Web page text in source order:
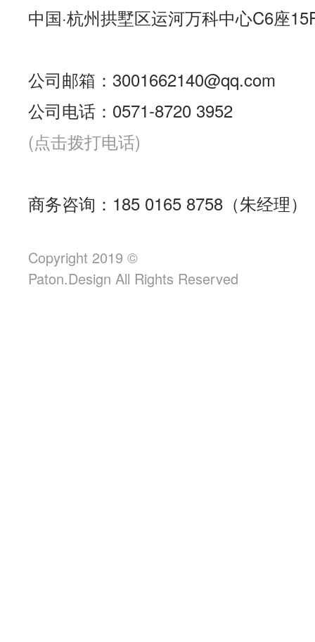
中国·杭州拱墅区运河万科中心C6座
公司邮箱：3001662140@qq.com
公司电话：0571-8720 3952
(点击拨打电话)
商务咨询：185 0165 8758（朱经理）
Copyright 2019 ©
Paton.Design All Rights Reserved